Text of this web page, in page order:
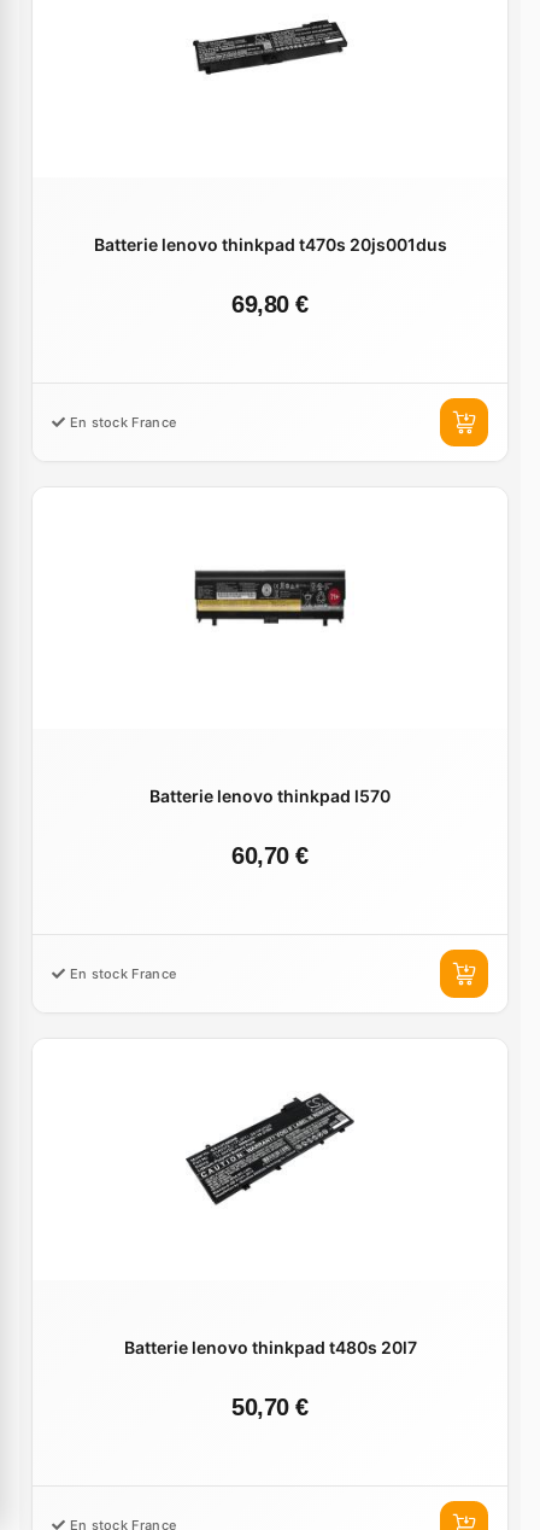
Batterie lenovo thinkpad t470s 20js001dus
69,80 €
En stock France
Batterie lenovo thinkpad l570
60,70 €
En stock France
Batterie lenovo thinkpad t480s 20l7
50,70 €
En stock France